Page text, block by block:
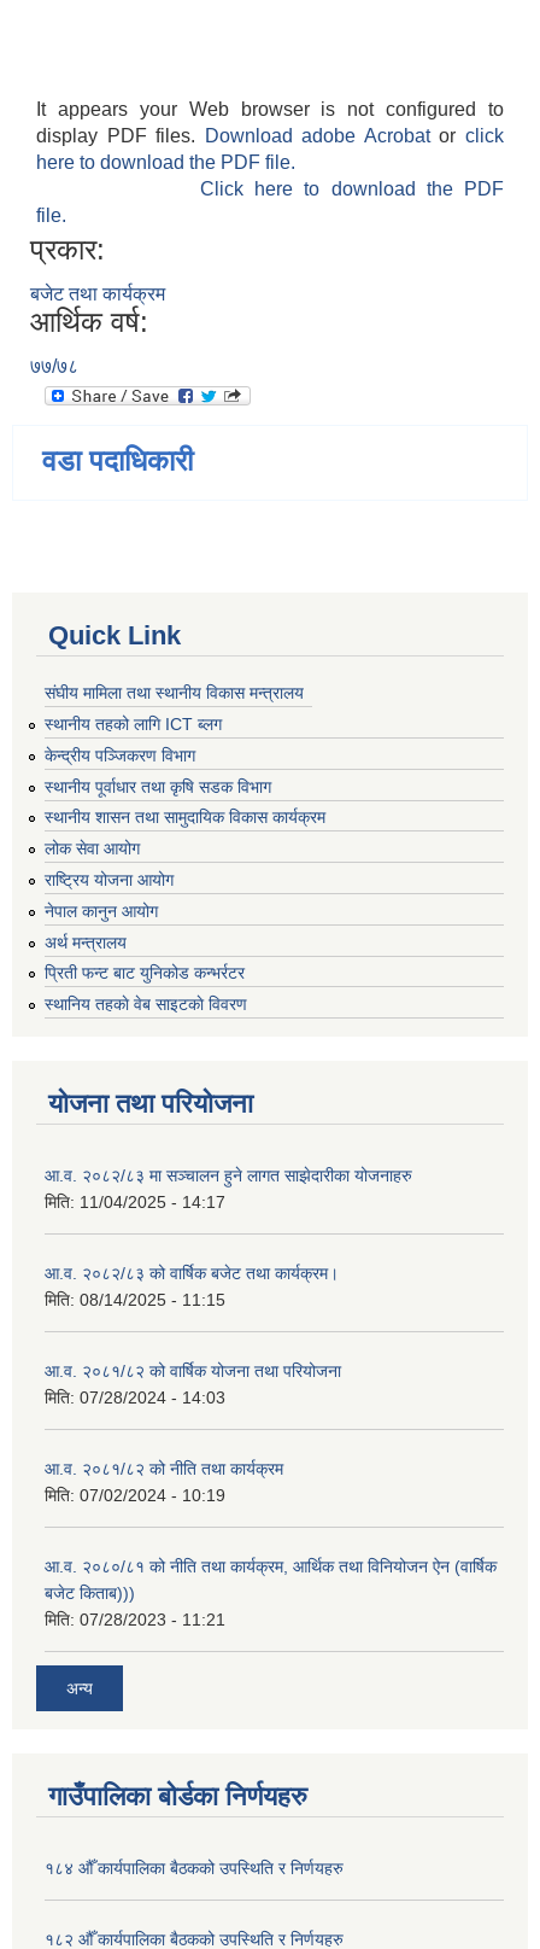
It appears your Web browser is not configured to
display PDF files.
Download adobe Acrobatorclick
here to download the PDF file.
Click here to download the PDF
file.
प्रकार:
बजेट तथा कार्यक्रम
आर्थिक वर्ष:
७७/७८
वडा पदाधिकारी
Quick Link
संघीय मामिला तथा स्थानीय विकास मन्त्रालय
स्थानीय तहको लागि ICT ब्लग
केन्द्रीय पञ्जिकरण विभाग
स्थानीय पूर्वाधार तथा कृषि सडक विभाग
स्थानीय शासन तथा सामुदायिक विकास कार्यक्रम
लोक सेवा आयोग
राष्ट्रिय योजना आयोग
नेपाल कानुन आयोग
अर्थ मन्त्रालय
प्रिती फन्ट बाट युनिकोड कन्भर्रटर
स्थानिय तहकाे वेब साइटकाे विवरण
योजना तथा परियोजना
आ.व. २०८२/८३ मा सञ्चालन हुने लागत साझेदारीका योजनाहरु
मिति: 11/04/2025 - 14:17
आ.व. २०८२/८३ को वार्षिक बजेट तथा कार्यक्रम।
मिति: 08/14/2025 - 11:15
आ.व. २०८१/८२ को वार्षिक योजना तथा परियोजना
मिति: 07/28/2024 - 14:03
आ.व. २०८१/८२ को नीति तथा कार्यक्रम
मिति: 07/02/2024 - 10:19
आ.व. २०८०/८१ को नीति तथा कार्यक्रम, आर्थिक तथा विनियोजन ऐन (वार्षिक
बजेट किताब)))
मिति: 07/28/2023 - 11:21
अन्य
गाउँपालिका बोर्डका निर्णयहरु
१८४ औँ कार्यपालिका बैठकको उपस्थिति र निर्णयहरु
१८२ औँ कार्यपालिका बैठकको उपस्थिति र निर्णयहरु